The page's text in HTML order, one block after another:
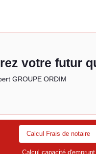
votre futur
GROUPE ORDIM
Calcul Frais de notaire
Calcul capacité d'emprunt